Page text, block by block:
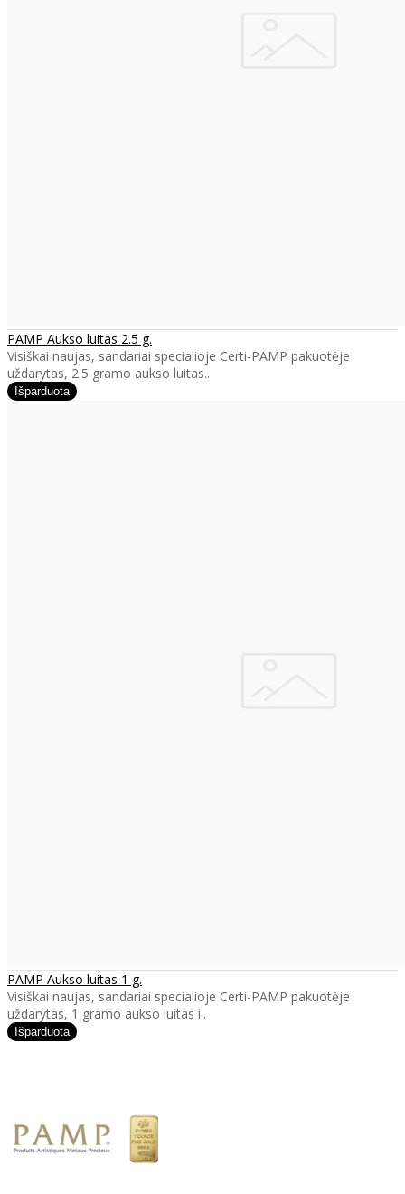
PAMP Aukso luitas 2.5 g.
Visiškai naujas, sandariai specialioje Certi-PAMP pakuotėje
uždarytas, 2.5 gramo aukso luitas..
PAMP Aukso luitas 1 g.
Visiškai naujas, sandariai specialioje Certi-PAMP pakuotėje
uždarytas, 1 gramo aukso luitas i..